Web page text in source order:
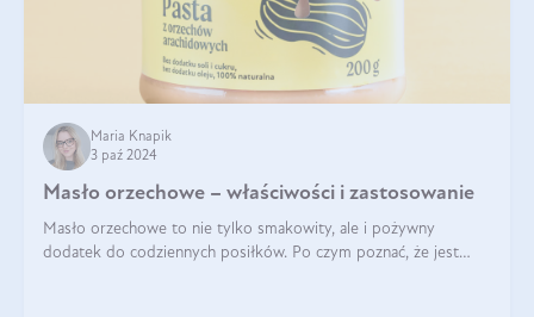
Maria Knapik
3 paź 2024
Masło orzechowe – właściwości i zastosowanie
Masło orzechowe to nie tylko smakowity, ale i pożywny
dodatek do codziennych posiłków. Po czym poznać, że jest